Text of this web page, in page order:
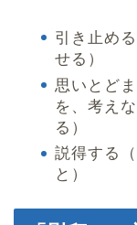
引き止め
せる）
思いとど
を、考え
る）
説得する
と）